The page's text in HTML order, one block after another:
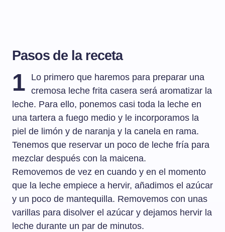
Pasos de la receta
1
Lo primero que haremos para preparar una
cremosa leche frita casera será aromatizar la
leche. Para ello, ponemos casi toda la leche en
una tartera a fuego medio y le incorporamos la
piel de limón y de naranja y la canela en rama.
Tenemos que reservar un poco de leche fría para
mezclar después con la maicena.
Removemos de vez en cuando y en el momento
que la leche empiece a hervir, añadimos el azúcar
y un poco de mantequilla. Removemos con unas
varillas para disolver el azúcar y dejamos hervir la
leche durante un par de minutos.